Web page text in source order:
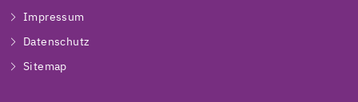
Impressum
Datenschutz
Sitemap